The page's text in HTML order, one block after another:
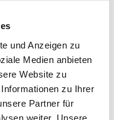
und Anzeigen zu
Medien anbieten
Website zu
zu Ihrer
Partner für
weiter. Unsere
- Wo sich Spa &
mit Blick aufs
dem Frühstück
Mittags eine